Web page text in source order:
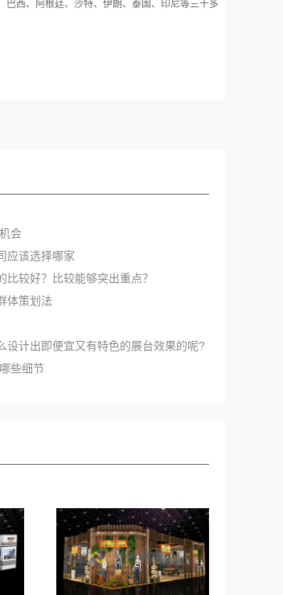
西、阿根廷、沙特、伊朗、泰国、印尼等三十多
会
应该选择哪家
比较好？比较能够突出重点？
体策划法
设计出即便宜又有特色的展台效果的呢?
些细节